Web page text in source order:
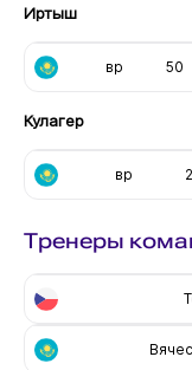
Иртыш
вр 50
Кулагер
вр
Тренеры